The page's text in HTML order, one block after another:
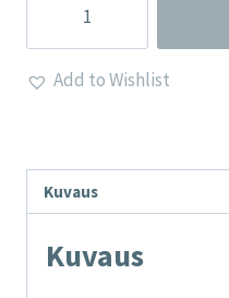
Lamberts
määräAdd to Wishlist
Kuvaus
Kuvaus